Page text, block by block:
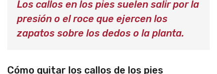
Los callos en los pies suelen salir por la
presión o el roce que ejercen los
zapatos sobre los dedos o la planta.
Cómo quitar los callos de los pies